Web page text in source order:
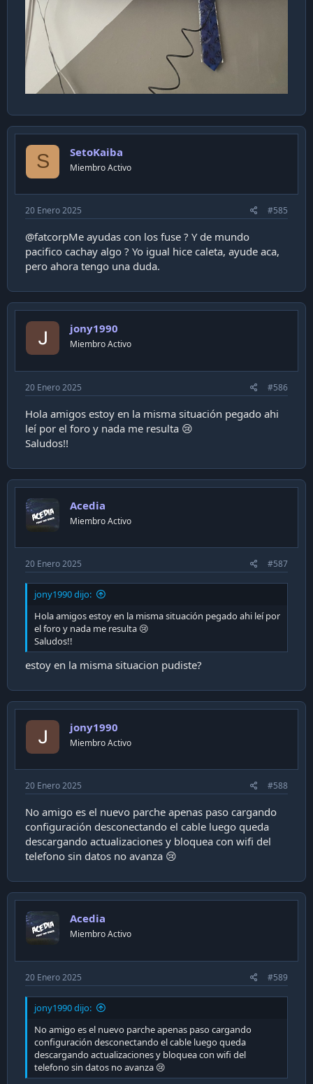
S SetoKaiba
Miembro Activo
20 Enero 2025 #585
@fatcorpMe ayudas con los fuse ? Y de mundo
pacifico cachay algo ? Yo igual hice caleta, ayude aca,
pero ahora tengo una duda.
jony1990
Miembro Activo
20 Enero 2025 #586
Hola amigos estoy en la misma situación pegado ahi
leí por el foro y nada me resulta 😢
Saludos!!
Acedia
Miembro Activo
20 Enero 2025 #587
jony1990 dijo:
Hola amigos estoy en la misma situación pegado ahi leí por
el foro y nada me resulta 😢
Saludos!!
estoy en la misma situacion pudiste?
jony1990
Miembro Activo
20 Enero 2025 #588
No amigo es el nuevo parche apenas paso cargando
configuración desconectando el cable luego queda
descargando actualizaciones y bloquea con wifi del
telefono sin datos no avanza 😢
Acedia
Miembro Activo
20 Enero 2025 #589
jony1990 dijo:
No amigo es el nuevo parche apenas paso cargando
configuración desconectando el cable luego queda
descargando actualizaciones y bloquea con wifi del
telefono sin datos no avanza 😢